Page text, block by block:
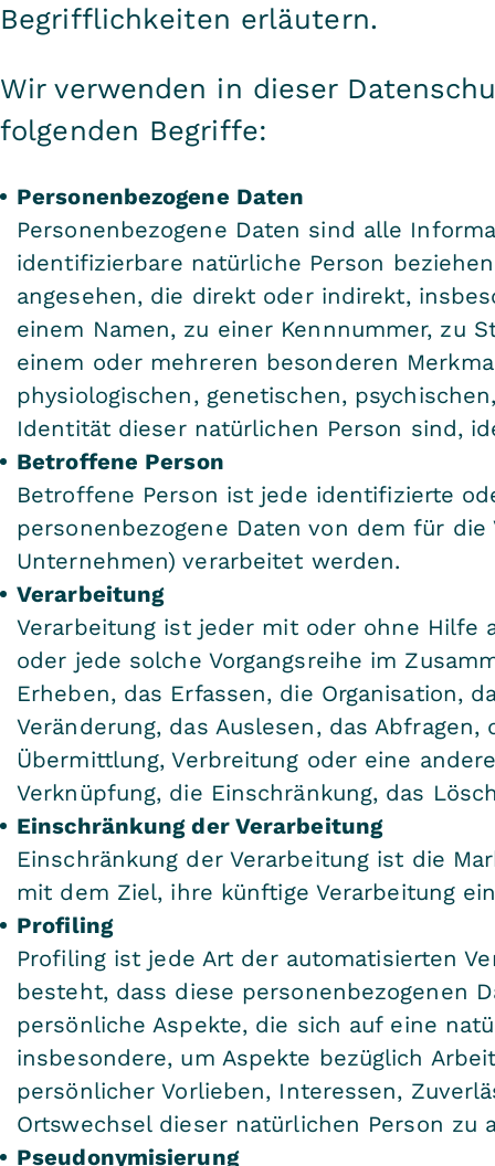
Begrifflichkeiten erläutern.
Wir verwenden in dieser
folgenden Begriffe:
Personenbezogene Daten
Personenbezogene Daten sind alle
identifizierbare natürliche Person
angesehen, die direkt oder indirekt,
einem Namen, zu einer Kennnummer, zu
einem oder mehreren besonderen
physiologischen, genetischen,
Identität dieser natürlichen Person sind,
Betroffene Person
Betroffene Person ist jede identifizierte
personenbezogene Daten von dem für
Unternehmen) verarbeitet werden.
Verarbeitung
Verarbeitung ist jeder mit oder ohne Hilfe
oder jede solche Vorgangsreihe im
Erheben, das Erfassen, die Organisation,
Veränderung, das Auslesen, das
Übermittlung, Verbreitung oder eine
Verknüpfung, die Einschränkung, das
Einschränkung der Verarbeitung
Einschränkung der Verarbeitung ist die
mit dem Ziel, ihre künftige Verarbeitung
Profiling
Profiling ist jede Art der automatisierten
besteht, dass diese personenbezogenen
persönliche Aspekte, die sich auf eine
insbesondere, um Aspekte bezüglich
persönlicher Vorlieben, Interessen,
Ortswechsel dieser natürlichen Person zu
Pseudonymisierung